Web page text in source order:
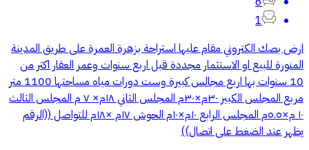
1
ارض بصك الكتروني مقام عليها استراحة بزهرة العمرة على طريق المدينة
المنورة للبيع او الاستثمار مجددة قبل اربع سنوات وعمر العقار اكثر من
10 سنوات بها اربع مجالس كبيرة وست دورات مياه مساحتها 1100 متر
مربع المجلس الكبير ٣٠م×٣٠م المجلس الثاني ١٨م× ٧ م المجلس الثالث
١٠ م×٥.٥م المجلس الرابع ١٠م×١٠م الحوش ١٧م ×١٨م للتواصل ((الرقم
يظهر عند الضغط على اتصال))